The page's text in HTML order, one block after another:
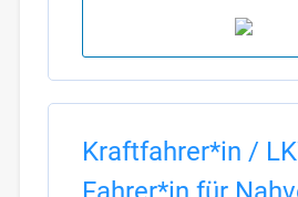
Kraftfahrer*in /